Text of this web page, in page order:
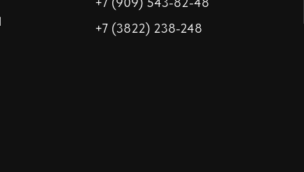
+7 (3822) 238-248